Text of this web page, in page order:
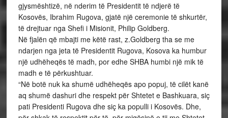
gjysmështizë, në nderim të Presidentit të ndjerë të
Kosovës, Ibrahim Rugova, gjatë një ceremonie të shkurtër,
të drejtuar nga Shefi i Misionit, Philip Goldberg.
Në fjalën që mbajti me këtë rast, z.Goldberg tha se me
ndarjen nga jeta të Presidentit Rugova, Kosova ka humbur
një udhëheqës të madh, por edhe SHBA humbi një mik të
madh e të përkushtuar.
“Në botë nuk ka shumë udhëheqës apo popuj, të cilët kanë
aq shumë dashuri dhe respekt për Shtetet e Bashkuara, siç
pati Presidenti Rugova dhe siç ka populli i Kosovës. Dhe,